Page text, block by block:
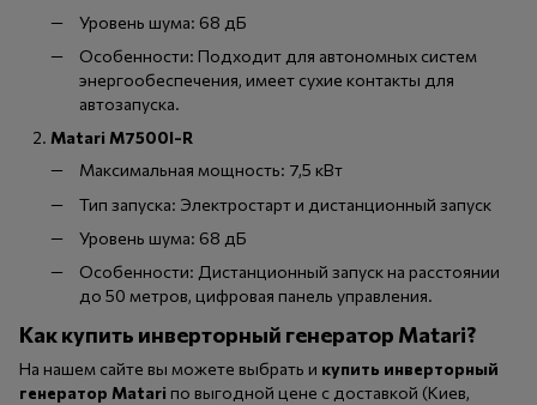
Уровень шума: 68 дБ
Особенности: Подходит для автономных систем
энергообеспечения, имеет сухие контакты для
автозапуска.
Matari M7500I-R
Максимальная мощность: 7,5 кВт
Тип запуска: Электростарт и дистанционный запуск
Уровень шума: 68 дБ
Особенности: Дистанционный запуск на расстоянии
до 50 метров, цифровая панель управления.
Как купить инверторный генератор Matari?
На нашем сайте вы можете выбрать и купить инверторный
генератор Matari по выгодной цене с доставкой (Киев,